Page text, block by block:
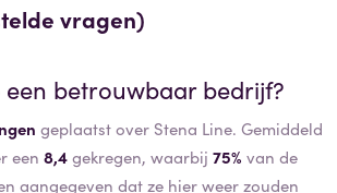
vragen)
een betrouwbaar bedrijf?
geplaatst over Stena Line. Gemiddeld
een 8,4gekregen, waarbij 75% van de
aangegeven dat ze hier weer zouden